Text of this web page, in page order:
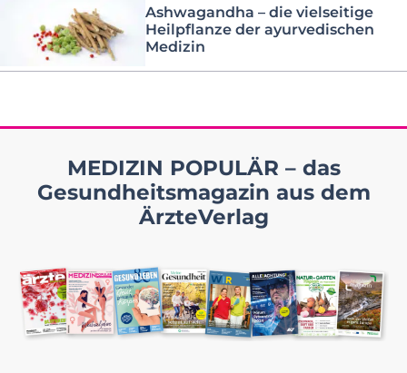
Ashwagandha – die vielseitige
Heilpflanze der ayurvedischen
Medizin
MEDIZIN POPULÄR – das
Gesundheitsmagazin aus dem
ÄrzteVerlag